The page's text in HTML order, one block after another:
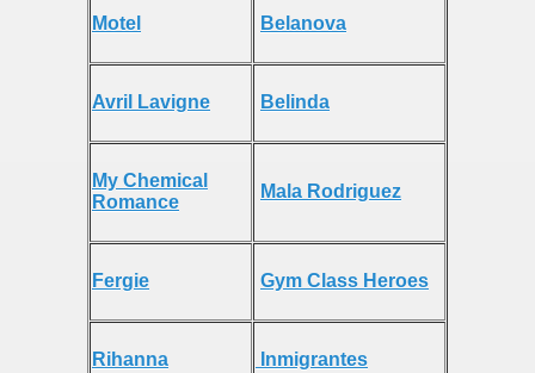
Motel Belanova
Avril Lavigne Belinda
My Chemical
Romance
Mala Rodriguez
Fergie Gym Class Heroes
Rihanna Inmigrantes